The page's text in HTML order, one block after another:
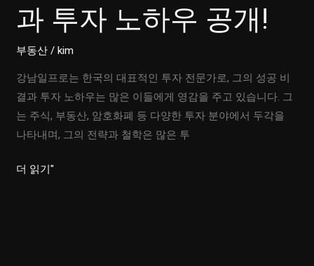
과 투자 노하우 공개!
부동산 /kim
강남일프로는 한국의 대표적인 투자 전문가로, 그의 성공 비
결과 투자 노하우는 많은 이들에게 영감을 주고 있습니다. 그
는 주식, 부동산, 암호화폐 등 다양한 투자 분야에서 두각을
나타내며, 그의 전략과 철학은 많은 투
강
더 읽기"